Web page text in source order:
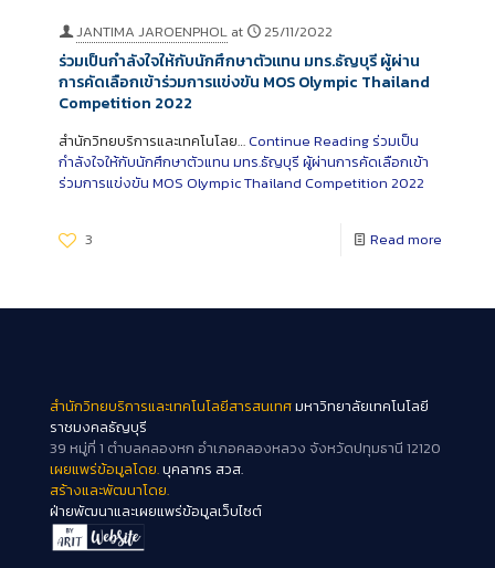
JANTIMA JAROENPHOL at 25/11/2022
ร่วมเป็นกำลังใจให้กับนักศึกษาตัวแทน มทร.ธัญบุรี ผู้ผ่าน
การคัดเลือกเข้าร่วมการแข่งขัน MOS Olympic Thailand
Competition 2022
สำนักวิทยบริการและเทคโนโลย… Continue Reading ร่วมเป็น
กำลังใจให้กับนักศึกษาตัวแทน มทร.ธัญบุรี ผู้ผ่านการคัดเลือกเข้า
ร่วมการแข่งขัน MOS Olympic Thailand Competition 2022
3 Read more
สำนักวิทยบริการและเทคโนโลยีสารสนเทศมหาวิทยาลัยเทคโนโลยี
ราชมงคลธัญบุรี
39 หมู่ที่ 1 ตำบลคลองหก อำเภอคลองหลวง จังหวัดปทุมธานี 12120
เผยแพร่ข้อมูลโดย.บุคลากร สวส.
สร้างและพัฒนาโดย.
ฝ่ายพัฒนาและเผยแพร่ข้อมูลเว็บไซต์